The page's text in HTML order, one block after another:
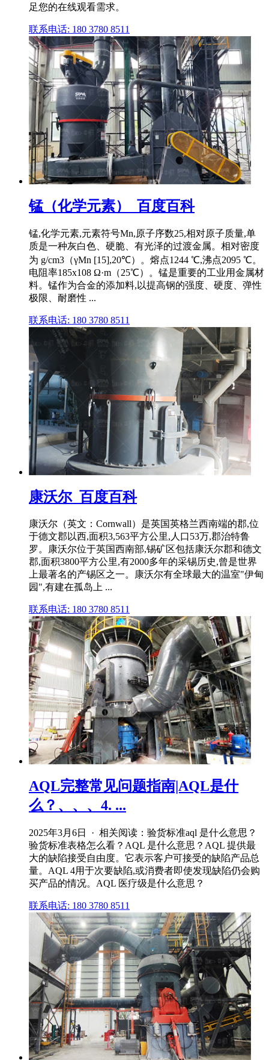
足您的在线观看需求。
联系电话: 180 3780 8511
锰（化学元素）_百度百科
锰,化学元素,元素符号Mn,原子序数25,相对原子质量,单
质是一种灰白色、硬脆、有光泽的过渡金属。相对密度
为 g/cm3（γMn [15],20℃）。熔点1244 ℃,沸点2095 ℃。
电阻率185x108 Ω·m（25℃）。锰是重要的工业用金属材
料。锰作为合金的添加料,以提高钢的强度、硬度、弹性
极限、耐磨性 ...
联系电话: 180 3780 8511
康沃尔_百度百科
康沃尔（英文：Cornwall）是英国英格兰西南端的郡,位
于德文郡以西,面积3,563平方公里,人口53万,郡治特鲁
罗。康沃尔位于英国西南部,锡矿区包括康沃尔郡和德文
郡,面积3800平方公里,有2000多年的采锡历史,曾是世界
上最著名的产锡区之一。康沃尔有全球最大的温室"伊甸
园",有建在孤岛上 ...
联系电话: 180 3780 8511
AQL完整常见问题指南|AQL是什
么？、、、4. ...
2025年3月6日 · 相关阅读：验货标准aql 是什么意思？
验货标准表格怎么看？AQL 是什么意思？AQL 提供最
大的缺陷接受自由度。它表示客户可接受的缺陷产品总
量。AQL 4用于次要缺陷,或消费者即使发现缺陷仍会购
买产品的情况。AQL 医疗级是什么意思？
联系电话: 180 3780 8511